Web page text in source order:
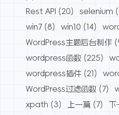
Rest API (20) selenium
win7 (8) win10 (14)
WordPress主题后台制作
wordpress函数 (225)
wordpress插件 (21)
WordPress过滤函数 (7)
xpath (3) 上一篇 (7) 下